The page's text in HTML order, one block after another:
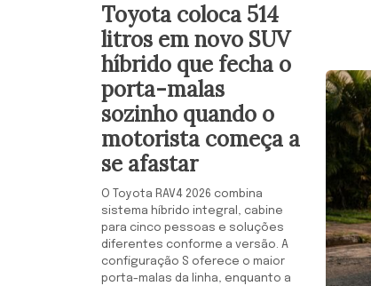
Toyota coloca 514
litros em novo SUV
híbrido que fecha o
porta-malas
sozinho quando o
motorista começa a
se afastar
O Toyota RAV4 2026 combina
sistema híbrido integral, cabine
para cinco pessoas e soluções
diferentes conforme a versão. A
configuração S oferece o maior
porta-malas da linha, enquanto a